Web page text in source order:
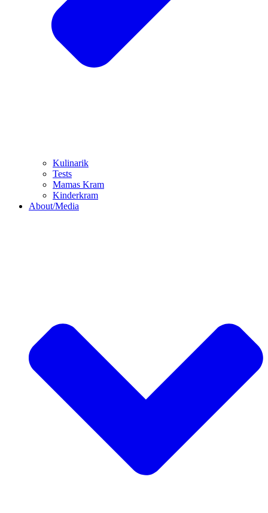
Kulinarik
Tests
Mamas Kram
Kinderkram
About/Media